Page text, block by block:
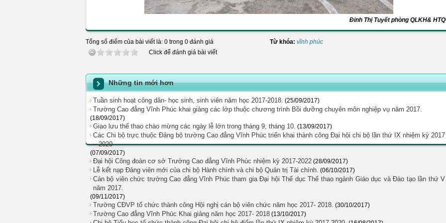
Đinh Thị Tuyết phòng QLKH&
Tổng số điểm của bài viết là: 0 trong 0 đánh giá
Click để đánh giá bài viết
Từ khóa: vĩnh phúc
Những tin mới hơn
Tuần sinh hoạt công dân- học sinh, sinh viên năm học 2017-2018. (25/09/2017)
Trường Cao đẳng Vĩnh Phúc khai giảng các lớp thuộc chương trình Bồi dưỡng chuyên môn nghiệp vụ năm 2017.
(18/09/2017)
Giao lưu thể thao chào mừng các ngày lễ lớn trong tháng 9, tháng 10. (13/09/2017)
Các Chi bộ trực thuộc Đảng bộ trường Cao đẳng Vĩnh Phúc triển khai thành công Đại hội chi bộ lần thứ IX nhiệm kỳ 2017
– 2020
(07/09/2017)
Đại hội Công đoàn cơ sở Trường Cao đẳng Vĩnh Phúc nhiệm kỳ 2017-2022 (28/09/2017)
Lễ kết nạp Đảng viên mới của chi bộ Hành chính và chi bộ Quản trị Tài chính. (06/10/2017)
Cán bộ viên chức trường Cao đẳng Vĩnh Phúc tham gia Đại hội Thể dục Thể thao ngành Giáo dục và Đào tạo lần thứ V
năm 2017.
(09/11/2017)
Trường CĐVP tổ chức thành công Hội nghị cán bộ viên chức năm học 2017- 2018. (30/10/2017)
Trường Cao đẳng Vĩnh Phúc Khai giảng năm học 2017- 2018 (13/10/2017)